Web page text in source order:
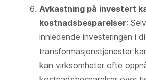
Avkastning på investert
kostnadsbesparelser:
innledende investeringen i
transformasjonstjenester
kan virksomheter ofte